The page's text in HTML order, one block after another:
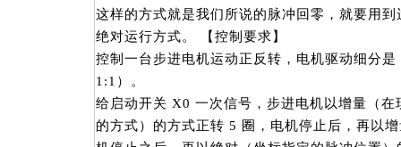
这样的方式就是我们所说的脉冲回零，就要用
绝对运行方式。 【控制要求】
控制一台步进电机运动正反转，电机驱动细分
1:1）。
给启动开关 X0 一次信号，步进电机以增量（在
的方式）的方式正转 5 圈，电机停止后，再以